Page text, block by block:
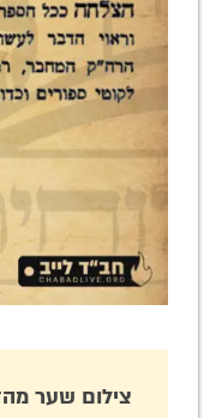
צילום שער